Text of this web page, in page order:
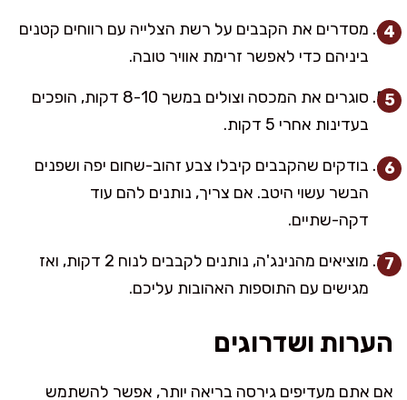
מסדרים את הקבבים על רשת הצלייה עם רווחים קטנים
ביניהם כדי לאפשר זרימת אוויר טובה.
סוגרים את המכסה וצולים במשך 8-10 דקות, הופכים
בעדינות אחרי 5 דקות.
בודקים שהקבבים קיבלו צבע זהוב-שחום יפה ושפנים
הבשר עשוי היטב. אם צריך, נותנים להם עוד
דקה-שתיים.
מוציאים מהנינג'ה, נותנים לקבבים לנוח 2 דקות, ואז
מגישים עם התוספות האהובות עליכם.
הערות ושדרוגים
אם אתם מעדיפים גירסה בריאה יותר, אפשר להשתמש